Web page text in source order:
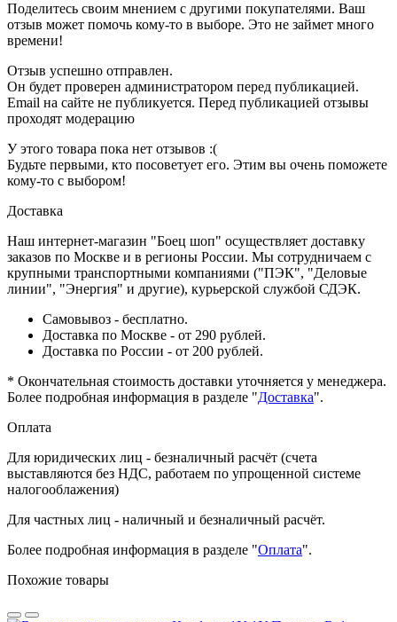
Поделитесь своим мнением с другими покупателями. Ваш
отзыв может помочь кому-то в выборе. Это не займет много
времени!
Отзыв успешно отправлен.
Он будет проверен администратором перед публикацией.
Email на сайте не публикуется. Перед публикацией отзывы
проходят модерацию
У этого товара пока нет отзывов :(
Будьте первыми, кто посоветует его. Этим вы очень поможете
кому-то с выбором!
Доставка
Наш интернет-магазин "Боец шоп" осуществляет доставку
заказов по Москве и в регионы России. Мы сотрудничаем с
крупными транспортными компаниями ("ПЭК", "Деловые
линии", "Энергия" и другие), курьерской службой СДЭК.
Самовывоз - бесплатно.
Доставка по Москве - от 290 рублей.
Доставка по России - от 200 рублей.
* Окончательная стоимость доставки уточняется у менеджера.
Более подробная информация в разделе "Доставка".
Оплата
Для юридических лиц - безналичный расчёт (счета
выставляются без НДС, работаем по упрощенной системе
налогооблажения)
Для частных лиц - наличный и безналичный расчёт.
Более подробная информация в разделе "Оплата".
Похожие товары